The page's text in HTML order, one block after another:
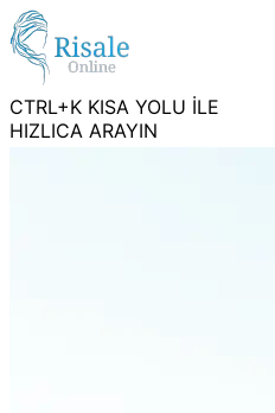
CTRL+K KISA YOLU İLE
HIZLICA ARAYIN